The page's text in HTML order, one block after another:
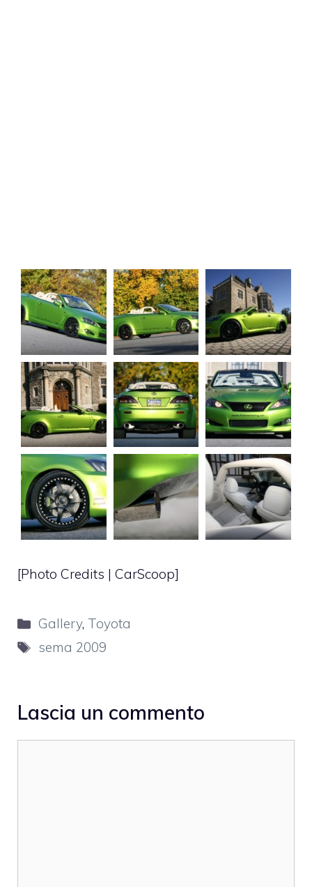
[Photo Credits | CarScoop]
Categorie
Gallery, Toyota
Tag
sema 2009
Lascia un commento